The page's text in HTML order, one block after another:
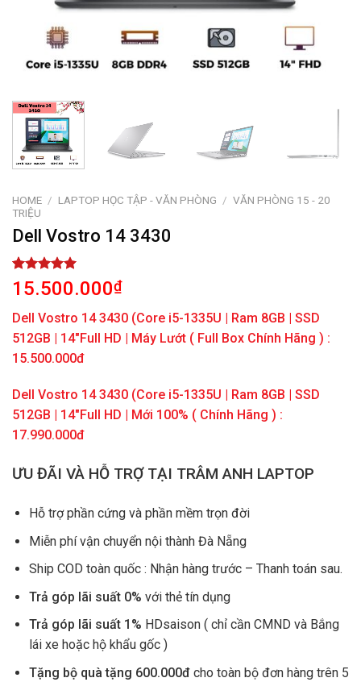
HOME / LAPTOP HỌC TẬP - VĂN PHÒNG / VĂN PHÒNG 15 - 20
TRIỆU
Dell Vostro 14 3430
Rated5.00
out of 5
1
customer
rating
15.500.000₫
Dell Vostro 14 3430 (Core i5-1335U | Ram 8GB | SSD
512GB | 14″Full HD | Máy Lướt ( Full Box Chính Hãng ) :
15.500.000đ
Dell Vostro 14 3430 (Core i5-1335U | Ram 8GB | SSD
512GB | 14″Full HD | Mới 100% ( Chính Hãng ) :
17.990.000đ
ƯU ĐÃI VÀ HỖ TRỢ TẠI TRÂM ANH LAPTOP
Hỗ trợ phần cứng và phần mềm trọn đời
Miễn phí vận chuyển nội thành Đà Nẵng
Ship COD toàn quốc : Nhận hàng trước – Thanh toán sau.
Trả góp lãi suất 0% với thẻ tín dụng
Trả góp lãi suất 1% HDsaison ( chỉ cần CMND và Bắng
lái xe hoặc hộ khẩu gốc )
Tặng bộ quà tặng 600.000đ cho toàn bộ đơn hàng trên 5